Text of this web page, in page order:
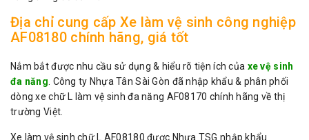
Địa chỉ cung cấp Xe làm vệ sinh công nghiệp
AF08180 chính hãng, giá tốt
Nắm bắt được nhu cầu sử dụng & hiểu rõ tiện ích của xe vệ sinh
đa năng . Công ty Nhựa Tân Sài Gòn đã nhập khẩu & phân phối
dòng xe chữ L làm vệ sinh đa năng AF08170 chính hãng về thị
trường Việt.
Xe làm vệ sinh chữ L AF08180 được Nhựa TSG nhập khẩu